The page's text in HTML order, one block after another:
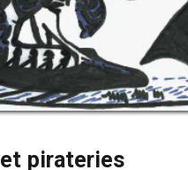
pirateries